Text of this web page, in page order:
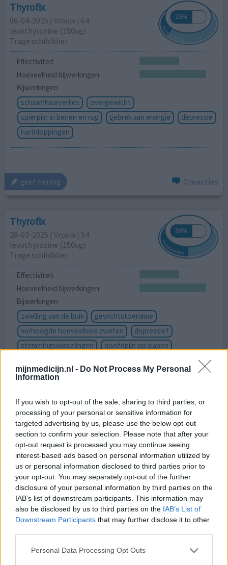
mijnmedicijn.nl - Do Not Process My Personal
Information
If you wish to opt-out of the sale, sharing to third parties, or
processing of your personal or sensitive information for
targeted advertising by us, please use the below opt-out
section to confirm your selection. Please note that after your
opt-out request is processed you may continue seeing
interest-based ads based on personal information utilized by
us or personal information disclosed to third parties prior to
your opt-out. You may separately opt-out of the further
disclosure of your personal information by third parties on the
IAB’s list of downstream participants. This information may
also be disclosed by us to third parties on the IAB’s List of
Downstream Participants that may further disclose it to other
Personal Data Processing Opt Outs
Thyrofix
06-04-2025 | Vrouw | 64
levothyroxine (150ug)
Trage schildklier
Effectiviteit
Hoeveelheid bijwerkingen
Bijwerkingen
schaamhaarverlies
overgewicht
spierpijn in benen en rug
gebrek aan energie
depressie
hartkloppingen
geef mening 0 reacties
Thyrofix
28-03-2025 | Vrouw | 54
levothyroxine (150ug)
Trage schildklier
Effectiviteit
Hoeveelheid bijwerkingen
Bijwerkingen
zwelling van de buik
gewichtstoename
verhoogde hoeveelheid zweten
depressief
stemmingswisselingen
hoofdpijn op slapen
dit medicijn gekregen nadat uit bloedonderzoek bleek
dat mijn schildklier niet of nauwelijks nog wat deed.
geweest. TSH blijft schommelen en al een aantal keer
een over -of onderdosering gehad waardoor de medicatie
hoeveelheid moest worden aangepast. ik heb veel last
van klachten welke voor mijn gevoel beetje het[lees
meer...]
geef mening 0 reacties
Thyrofix
21-01-2024 | Vrouw | 60
levothyroxine (125)
Trage schildklier